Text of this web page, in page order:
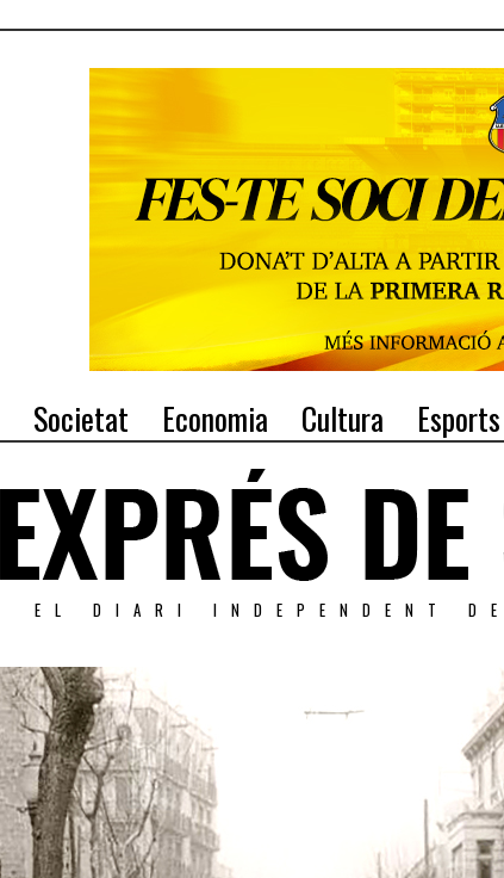
Societat Economia Cultura Esports
EL DIARI INDEPENDENT